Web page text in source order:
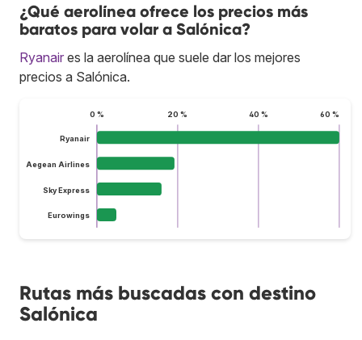
¿Qué aerolínea ofrece los precios más
baratos para volar a Salónica?
Ryanair es la aerolínea que suele dar los mejores
precios a Salónica.
0 % 20 % 40 % 60 %
Ryanair
Aegean Airlines
Sky Express
Eurowings
Rutas más buscadas con destino
Salónica